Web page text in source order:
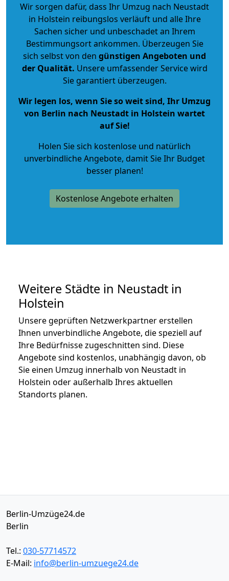
Wir sorgen dafür, dass Ihr Umzug nach Neustadt
in Holstein reibungslos verläuft und alle Ihre
Sachen sicher und unbeschadet an Ihrem
Bestimmungsort ankommen. Überzeugen Sie
sich selbst von den günstigen Angeboten und
der Qualität. Unsere umfassender Service wird
Sie garantiert überzeugen.
Wir legen los, wenn Sie so weit sind, Ihr Umzug
von Berlin nach Neustadt in Holstein wartet
auf Sie!
Holen Sie sich kostenlose und natürlich
unverbindliche Angebote, damit Sie Ihr Budget
besser planen!
Kostenlose Angebote erhalten
Weitere Städte in Neustadt in
Holstein
Unsere geprüften Netzwerkpartner erstellen
Ihnen unverbindliche Angebote, die speziell auf
Ihre Bedürfnisse zugeschnitten sind. Diese
Angebote sind kostenlos, unabhängig davon, ob
Sie einen Umzug innerhalb von Neustadt in
Holstein oder außerhalb Ihres aktuellen
Standorts planen.
Berlin-Umzüge24.de
Berlin
Tel.: 030-57714572
E-Mail: info@berlin-umzuege24.de